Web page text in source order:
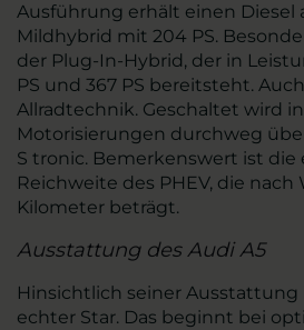
Ausführung erhält einen Diesel
Mildhybrid mit 204 PS.
der Plug-In-Hybrid, der in
PS und 367 PS bereitsteht.
Allradtechnik. Geschaltet wird
Motorisierungen durchweg
S tronic. Bemerkenswert ist die
Reichweite des PHEV, die nach
Kilometer beträgt.
Ausstattung des Audi A5
Hinsichtlich seiner Ausstattung
echter Star. Das beginnt bei